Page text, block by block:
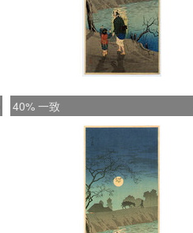
40% 一致